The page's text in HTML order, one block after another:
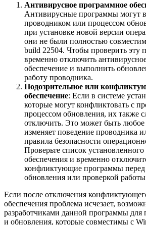
Антивирусное программное
Антивирусные программы могут
проводником или процессом
при установке новой версии
они не были полностью
build 22504. Чтобы проверить эту
временно отключить
обеспечение и выполнить
работу проводника.
Подозрительное или
обеспечение: Если в системе
которые могут конфликтовать с
процессом обновления, их также
отключить. Это может быть
изменяет поведение проводника
правила безопасности
Проверьте список
обеспечения и временно
конфликтующие программы
обновления или проверкой
Если после отключения
обеспечения проблема исчезает,
разработчиками данной программы для
и обновления, которые совместимы с